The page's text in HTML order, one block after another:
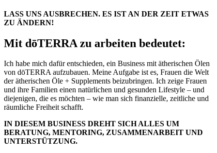
LASS UNS AUSBRECHEN. ES IST AN DER ZEIT ETWAS
ZU ÄNDERN!
Mit dōTERRA zu arbeiten bedeutet:
Ich habe mich dafür entschieden, ein Business mit ätherischen Ölen
von dōTERRA aufzubauen. Meine Aufgabe ist es, Frauen die Welt
der ätherischen Öle + Supplements beizubringen. Ich zeige Frauen
und ihre Familien einen natürlichen und gesunden Lifestyle – und
diejenigen, die es möchten – wie man sich finanzielle, zeitliche und
räumliche Freiheit schafft.
IN DIESEM BUSINESS DREHT SICH ALLES UM
BERATUNG, MENTORING, ZUSAMMENARBEIT UND
UNTERSTÜTZUNG.